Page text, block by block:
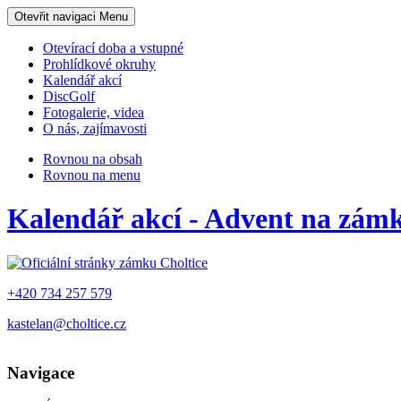
Otevřit navigaci Menu
Otevírací doba a vstupné
Prohlídkové okruhy
Kalendář akcí
DiscGolf
Fotogalerie, videa
O nás, zajímavosti
Rovnou na obsah
Rovnou na menu
Kalendář akcí - Advent na
+420 734 257 579
kastelan@choltice.cz
Navigace